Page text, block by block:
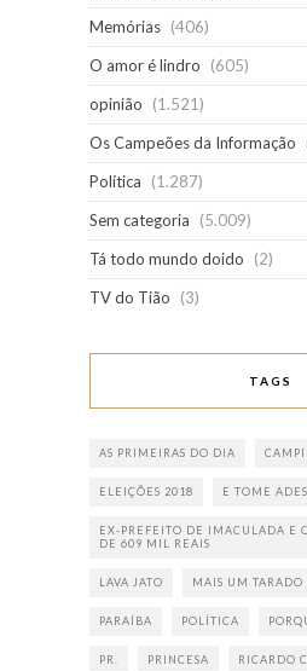
Memórias (406)
O amor é lindro
(605)
opinião
(1.521)
Os Campeões da Informação
Política
(1.287)
Sem categoria
(5.009)
Tá todo mundo doido
(2)
TV do Tião
(3)
TAGS
AS PRIMEIRAS DO DIA
ELEIÇÕES 2018 E TOME
EX-PREFEITO DE IMACULADA E
DE 609 MIL REAIS
LAVA JATO MAIS UM TARADO
PARAÍBA POLÍTICA
PR. PRINCESA RICARDO